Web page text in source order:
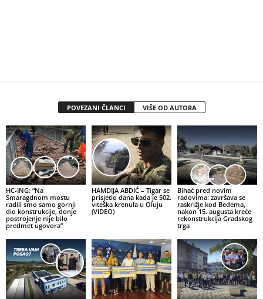
POVEZANI ČLANCI VIŠE OD AUTORA
HC-ING: “Na
Smaragdnom mostu
radili smo samo gornji
dio konstrukcije, donje
postrojenje nije bilo
predmet ugovora”
HAMDIJA ABDIĆ – Tigar se
prisjetio dana kada je 502.
viteška krenula u Oluju
(VIDEO)
Bihać pred novim
radovima: završava se
raskrižje kod Bedema,
nakon 15. augusta kreće
rekonstrukcija Gradskog
trga